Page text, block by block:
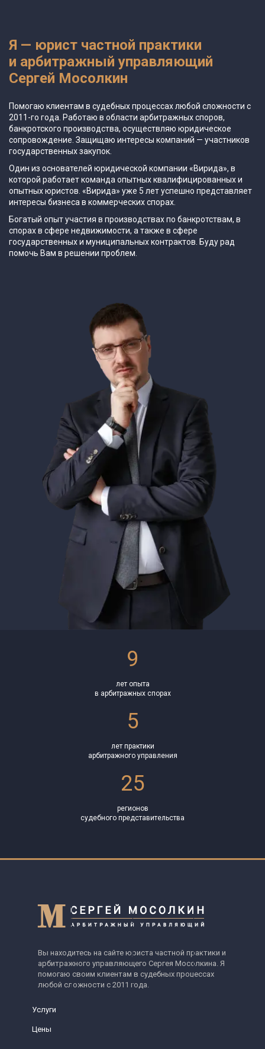
Я — юрист частной практики
и арбитражный управляющий
Сергей Мосолкин
Помогаю клиентам в судебных процессах любой сложности с
2011-го года. Работаю в области арбитражных споров,
банкротского производства, осуществляю юридическое
сопровождение. Защищаю интересы компаний — участников
государственных закупок.
Один из основателей юридической компании «Вирида», в
которой работает команда опытных квалифицированных и
опытных юристов. «Вирида» уже 5 лет успешно представляет
интересы бизнеса в коммерческих спорах.
Богатый опыт участия в производствах по банкротствам, в
спорах в сфере недвижимости, а также в сфере
государственных и муниципальных контрактов. Буду рад
помочь Вам в решении проблем.
9
лет опыта
в арбитражных спорах
5
лет практики
арбитражного управления
25
регионов
судебного представительства
Вы находитесь на сайте юриста частной практики и
арбитражного управляющего Сергея Мосолкина. Я
помогаю своим клиентам в судебных процессах
любой сложности с 2011 года.
Услуги
Цены